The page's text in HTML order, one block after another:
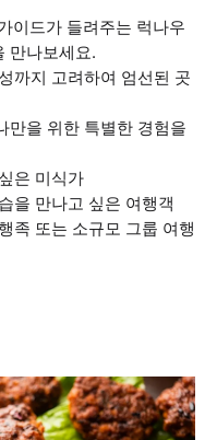
이드가 들려주는 럭나우
만나보세요.
까지 고려하여 엄선된 곳
만을 위한 특별한 경험을
은 미식가
을 만나고 싶은 여행객
족 또는 소규모 그룹 여행